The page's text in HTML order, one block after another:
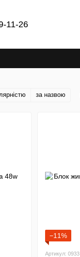
11-26
за назвою
−11%
Артикул: 0933